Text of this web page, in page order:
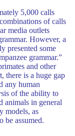
5,000 calls
of calls
media outlets
However, a
presented some
grammar.”
and other
there is a huge gap
any human
of the ability to
animals in general
models, as
be assumed.